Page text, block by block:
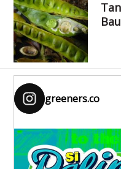
greeners.co